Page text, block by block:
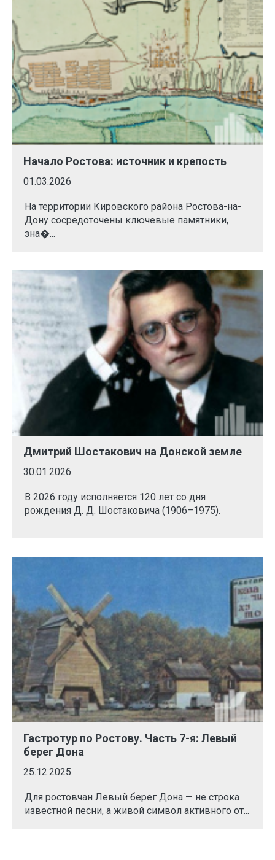
Начало Ростова: источник и крепость
01.03.2026
На территории Кировского района Ростова-на-
Дону сосредоточены ключевые памятники,
зна�...
Дмитрий Шостакович на Донской земле
30.01.2026
В 2026 году исполняется 120 лет со дня
рождения Д. Д. Шостаковича (1906–1975).
Гастротур по Ростову. Часть 7-я: Левый
берег Дона
25.12.2025
Для ростовчан Левый берег Дона — не строка
известной песни, а живой символ активного от...